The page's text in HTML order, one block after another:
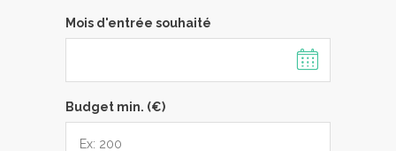
Mois d'entrée souhaité
Budget min. (€)